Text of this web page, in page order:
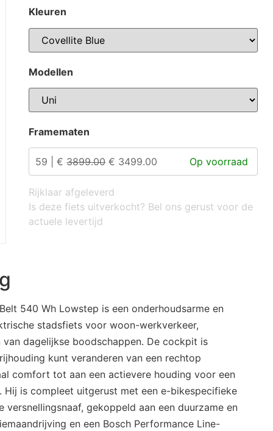
Kleuren
Modellen
Framematen
59 | €3899.00€ 3499.00
Rijklaar afgeleverd
Is deze fiets uitverkocht? Bel ons gerust voor de
actuele levertijd
540 Wh Lowstep is een onderhoudsarme en
stadsfiets voor woon-werkverkeer,
dagelijkse boodschappen. De cockpit is
kunt veranderen van een rechtop
comfort tot aan een actievere houding voor een
is compleet uitgerust met een e-bikespecifieke
versnellingsnaaf, gekoppeld aan een duurzame en
en een Bosch Performance Line-